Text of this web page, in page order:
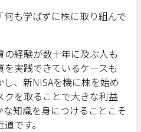
も学ばずに株に取り組んで
経験が数十年に及ぶ人も
実践できているケースも
、新NISAを機に株を始め
クを取ることで大きな利益
知識を身につけることこそ
です。